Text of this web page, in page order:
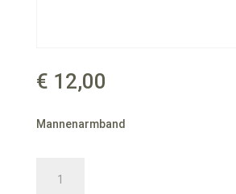
€ 12,00
Mannenarmband
aantal